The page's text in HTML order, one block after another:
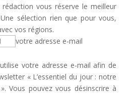
vous réserve le meilleur
sélection rien que pour vous,
vos régions.
votre adresse e-mail
votre adresse e-mail afin de
« L’essentiel du jour : notre
Vous pouvez vous désinscrire à